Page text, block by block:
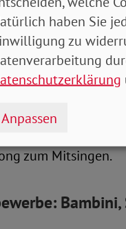
das eine Tradition
ist längst nicht
„kein
Es
der
Kifrie-Musiketage
zum Mitsingen.
haben Sie
zu
Anpassen